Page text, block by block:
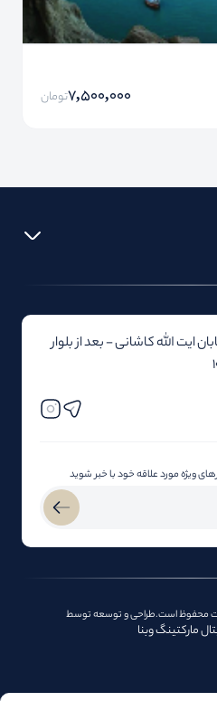
7,500,000تومان
ایت الله کاشانی - بعد از بلوار‌‌
ویژه مورد علاقه خود با خبر شوید
محفوظ است.طراحی و توسعه توسط
مارکتینگ وبنا